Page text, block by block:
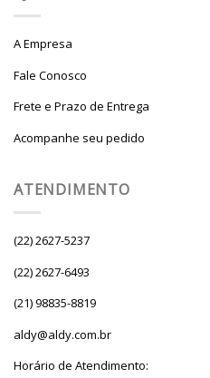
A Empresa
Fale Conosco
Frete e Prazo de Entrega
Acompanhe seu pedido
ATENDIMENTO
(22) 2627-5237
(22) 2627-6493
(21) 98835-8819
aldy@aldy.com.br
Horário de Atendimento: